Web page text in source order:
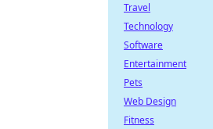
Travel
Technology
Software
Entertainment
Pets
Web Design
Fitness